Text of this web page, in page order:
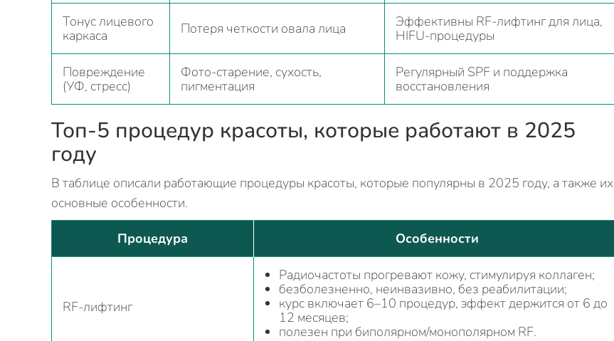
Тонус лицевого
каркаса
Потеря четкости овала лица
Эффективны RF-лифтинг для лица,
HIFU-процедуры
Повреждение
(УФ, стресс)
Фото‑старение, сухость,
пигментация
Регулярный SPF и поддержка
восстановления
Топ‑5 процедур красоты, которые работают в 2025
году
В таблице описали работающие процедуры красоты, которые популярны в 2025 году, а также их
основные особенности.
Процедура Особенности
RF‑лифтинг
Радиочастоты прогревают кожу, стимулируя коллаген;
безболезненно, неинвазивно, без реабилитации;
курс включает 6–10 процедур, эффект держится от 6 до
12 месяцев;
полезен при биполярном/монополярном RF.